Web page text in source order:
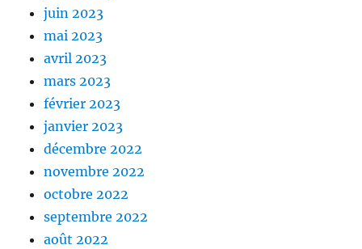
juin 2023
mai 2023
avril 2023
mars 2023
février 2023
janvier 2023
décembre 2022
novembre 2022
octobre 2022
septembre 2022
août 2022